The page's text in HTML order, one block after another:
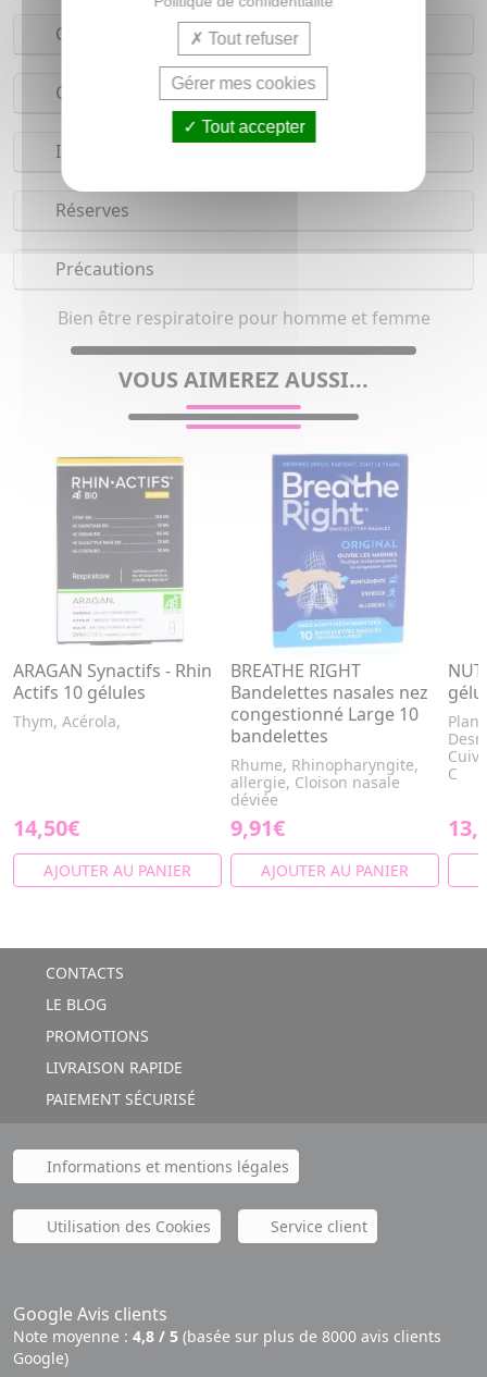
Conseils d'utilisation
Composition
Indications
Réserves
Précautions
Bien être respiratoire pour homme et femme
VOUS AIMEREZ AUSSI...
ARAGAN Synactifs - Rhin
Actifs 10 gélules
Thym, Acérola,
14,50€
AJOUTER AU PANIER
BREATHE RIGHT
Bandelettes nasales nez
congestionné Large 10
bandelettes
Rhume, Rhinopharyngite,
allergie, Cloison nasale
déviée
9,91€
AJOUTER AU PANIER
C
CONTACTS
LE BLOG
PROMOTIONS
LIVRAISON RAPIDE
PAIEMENT SÉCURISÉ
Informations et mentions légales
Utilisation des Cookies Service client
Google Avis clients
Note moyenne : 4,8 / 5 (basée sur plus de 8000 avis clients
Google)
Tout refuser
Gérer mes cookies
Tout accepter